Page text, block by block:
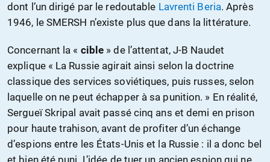
dont l’un dirigé par le redoutable Lavrenti Beria. Après
1946, le SMERSH n’existe plus que dans la littérature.
Concernant la « cible » de l’attentat, J-B Naudet
explique « La Russie agirait ainsi selon la doctrine
classique des services soviétiques, puis russes, selon
laquelle on ne peut échapper à sa punition. » En réalité,
Sergueï Skripal avait passé cinq ans et demi en prison
pour haute trahison, avant de profiter d’un échange
d’espions entre les États-Unis et la Russie : il a donc bel